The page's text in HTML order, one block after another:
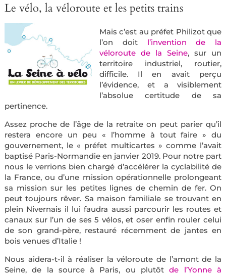
Le vélo, la véloroute et les petits trains
Mais c’est au préfet Philizot que
l’on doit l’invention de la
véloroute de la Seine, sur un
territoire industriel, routier,
difficile. Il en avait perçu
l’évidence, et a visiblement
l’absolue certitude de sa
pertinence.
Assez proche de l’âge de la retraite on peut parier qu’il
restera encore un peu « l’homme à tout faire » du
gouvernement, le « préfet multicartes » comme l’avait
baptisé Paris-Normandie en janvier 2019. Pour notre part
nous le verrions bien chargé d’accélérer la cyclabilité de
la France, ou d’une mission opérationnelle prolongeant
sa mission sur les petites lignes de chemin de fer. On
peut toujours rêver. Sa maison familiale se trouvant en
plein Nivernais il lui faudra aussi parcourir les routes et
canaux sur l’un de ses 5 vélos, et oser enfin rouler celui
de son grand-père, restauré récemment de jantes en
bois venues d’Italie !
Nous aidera-t-il à réaliser la véloroute de l’amont de la
Seine, de la source à Paris, ou plutôtde l’Yonne à